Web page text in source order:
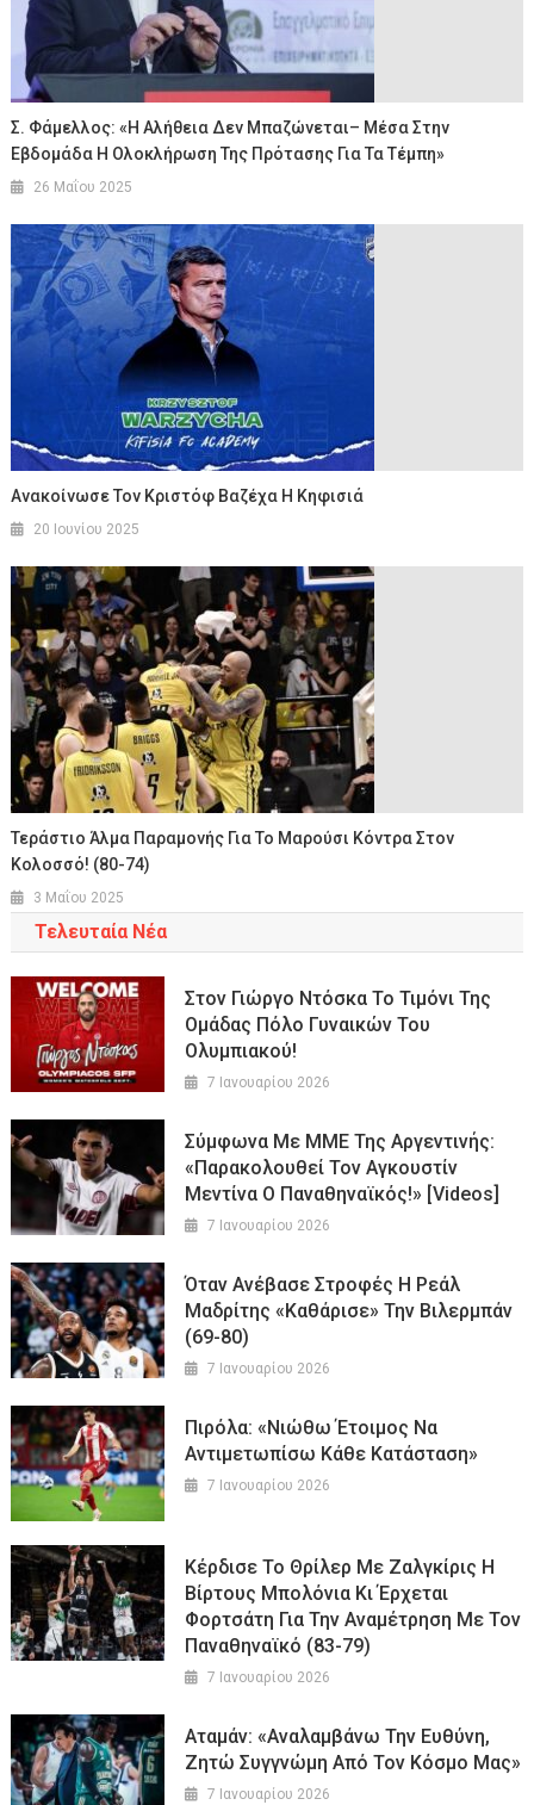
Σ. Φάμελλος: «Η Αλήθεια Δεν Μπαζώνεται– Μέσα Στην
Εβδομάδα Η Ολοκλήρωση Της Πρότασης Για Τα Τέμπη»
26 Μαΐου 2025
Ανακοίνωσε Τον Κριστόφ Βαζέχα Η Κηφισιά
20 Ιουνίου 2025
Τεράστιο Άλμα Παραμονής Για Το Μαρούσι Κόντρα Στον
Κολοσσό! (80-74)
3 Μαΐου 2025
Τελευταία Νέα
Στον Γιώργο Ντόσκα Το Τιμόνι Της
Ομάδας Πόλο Γυναικών Του
Ολυμπιακού!
7 Ιανουαρίου 2026
Σύμφωνα Με ΜΜΕ Της Αργεντινής:
«Παρακολουθεί Τον Αγκουστίν
Μεντίνα Ο Παναθηναϊκός!» [Videos]
7 Ιανουαρίου 2026
Όταν Ανέβασε Στροφές Η Ρεάλ
Μαδρίτης «καθάρισε» Την Βιλερμπάν
(69-80)
7 Ιανουαρίου 2026
Πιρόλα: «Νιώθω Έτοιμος Να
Αντιμετωπίσω Κάθε Κατάσταση»
7 Ιανουαρίου 2026
Κέρδισε Το Θρίλερ Με Ζαλγκίρις Η
Βίρτους Μπολόνια Κι Έρχεται
Φορτσάτη Για Την Αναμέτρηση Με Τον
Παναθηναϊκό (83-79)
7 Ιανουαρίου 2026
Αταμάν: «Αναλαμβάνω Την Ευθύνη,
Ζητώ Συγγνώμη Από Τον Κόσμο Μας»
7 Ιανουαρίου 2026